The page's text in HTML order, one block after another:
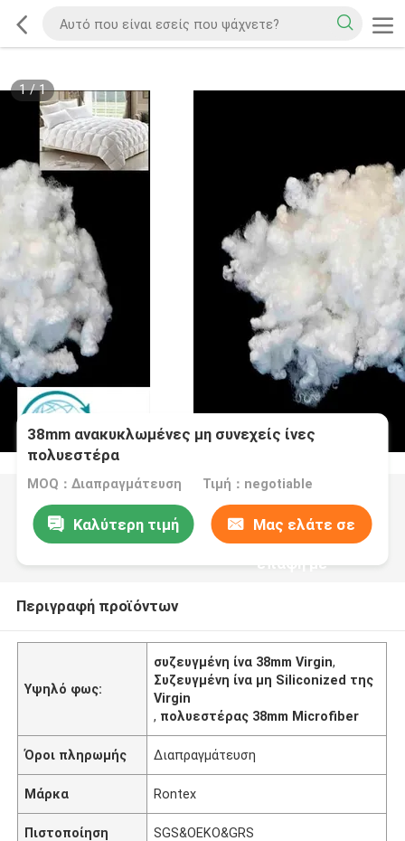
1/1
38mm ανακυκλωμένες μη συνεχείς ίνες
πολυεστέρα
MOQ：Διαπραγμάτευση Τιμή：negotiable
Καλύτερη τιμή Μας ελάτε σε
επαφή με
Περιγραφή προϊόντων
Υψηλό φως:
συζευγμένη ίνα 38mm Virgin,
Συζευγμένη ίνα μη Siliconized της
Virgin
, πολυεστέρας 38mm Microfiber
Όροι πληρωμής Διαπραγμάτευση
Μάρκα Rontex
Πιστοποίηση SGS&OEKO&GRS